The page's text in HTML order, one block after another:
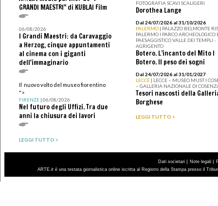
GRANDI MAESTRI" di KUBLAI Film
06/08/2026
I Grandi Maestri: da Caravaggio
a Herzog, cinque appuntamenti
al cinema con i giganti
dell'immaginario
Il nuovo volto del museo fiorentino
">
FIRENZE| 06/08/2026
Nel futuro degli Uffizi. Tra due
anni la chiusura dei lavori
LEGGI TUTTO >
FOTOGRAFIA SCAVI SCALIGERI
Dorothea Lange
Dal 24/07/2026 al 31/10/2026
PALERMO | PALAZZO BELMONTE
PALERMO I PARCO ARCHEOLOGICO
PAESAGGISTICO VALLE DEI TEMPLI -
AGRIGENTO
Botero. L’incanto del Mito I
Botero. Il peso dei sogni
Dal 24/07/2026 al 31/01/2027
LECCE | LECCE – MUSEO MUST I
– GALLERIA NAZIONALE DI
Tesori nascosti della
Borghese
LEGGI TUTTO >
Dati societari Note legali
ARTE.it è una testata giornalistica online iscritta al Registro della Stampa presso il